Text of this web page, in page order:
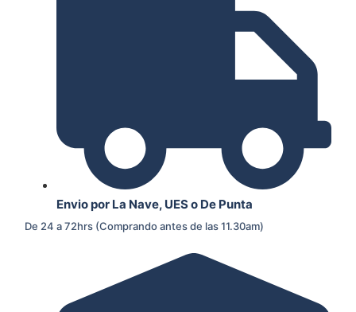
Envio por La Nave, UES o De Punta
De 24 a 72hrs (Comprando antes de las 11.30am)